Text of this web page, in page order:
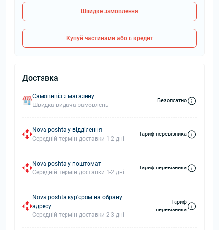
Швидке замовлення
Купуй частинами або в кредит
Доставка
Самовивіз з магазину
Швидка видача замовлень
Безоплатно
Nova poshta у відділення
Середній термін доставки 1-2 дні
Тариф перевізника
Nova poshta у поштомат
Середній термін доставки 1-2 дні
Тариф перевізника
Nova poshta кур'єром на обрану
адресу
Середній термін доставки 2-3 дні
Тариф
перевізника